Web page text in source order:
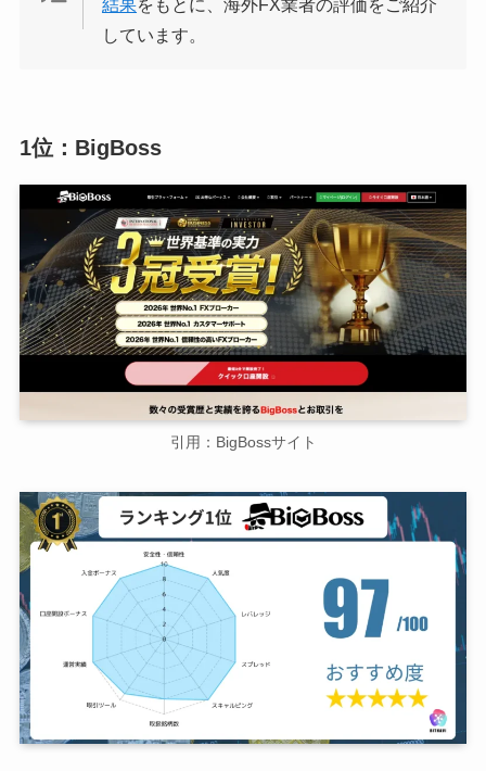
結果をもとに、海外FX業者の評価をご紹介
しています。
1位：BigBoss
引用：BigBossサイト